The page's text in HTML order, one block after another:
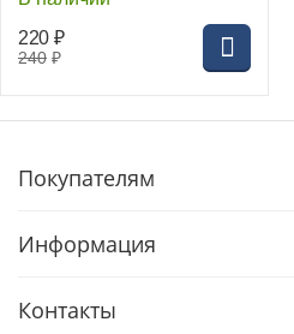
240 ₽
220 ₽
Покупателям
Информация
Контакты